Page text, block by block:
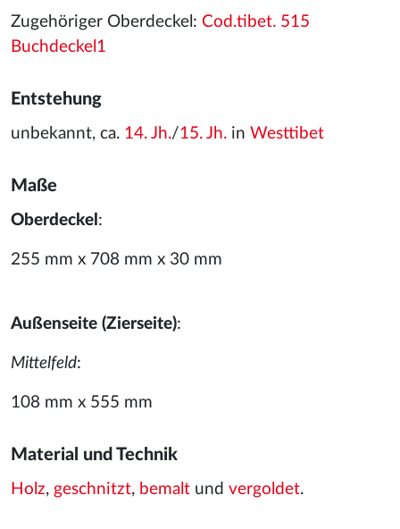
Zugehöriger Oberdeckel: Cod.tibet. 515
Buchdeckel1
Entstehung
unbekannt, ca. 14. Jh./15. Jh. in Westtibet
Maße
Oberdeckel :
255 mm x 708 mm x 30 mm
Außenseite (Zierseite):
Mittelfeld:
108 mm x 555 mm
Material und Technik
Holz, geschnitzt, bemalt und vergoldet.